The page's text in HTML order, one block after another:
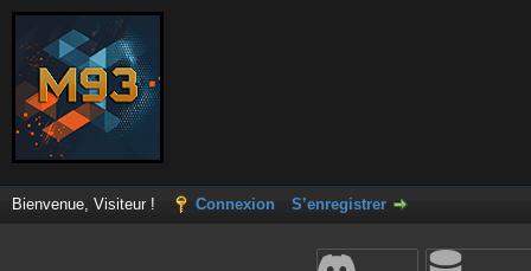
Bienvenue, Visiteur ! Connexion S’enregistrer